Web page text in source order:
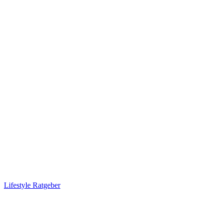
Lifestyle Ratgeber